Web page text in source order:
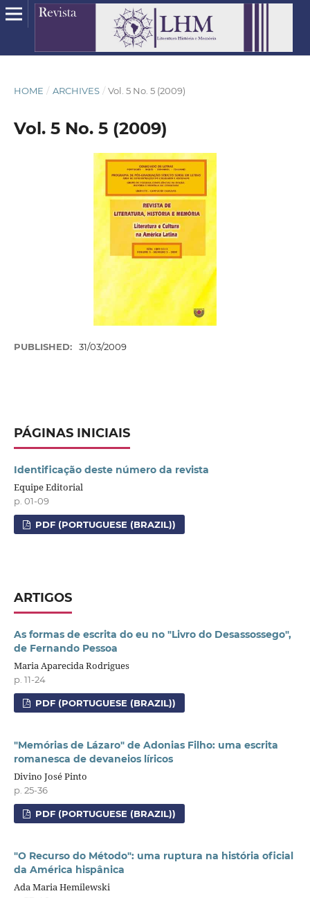
HOME / ARCHIVES / Vol. 5 No. 5 (2009)
Vol. 5 No. 5 (2009)
PUBLISHED: 31/03/2009
PÁGINAS INICIAIS
Identificação deste número da revista
Equipe Editorial
p. 01-09
PDF (PORTUGUESE (BRAZIL))
ARTIGOS
As formas de escrita do eu no "Livro do Desassossego",
de Fernando Pessoa
Maria Aparecida Rodrigues
p. 11-24
PDF (PORTUGUESE (BRAZIL))
"Memórias de Lázaro" de Adonias Filho: uma escrita
romanesca de devaneios líricos
Divino José Pinto
p. 25-36
PDF (PORTUGUESE (BRAZIL))
"O Recurso do Método": uma ruptura na história oficial
da América hispânica
Ada Maria Hemilewski